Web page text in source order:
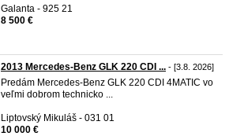
Galanta - 925 21
8 500 €
2013 Mercedes-Benz GLK 220 CDI ... - [3.8. 2026]
Predám Mercedes-Benz GLK 220 CDI 4MATIC vo
veľmi dobrom technicko ...
Liptovský Mikuláš - 031 01
10 000 €